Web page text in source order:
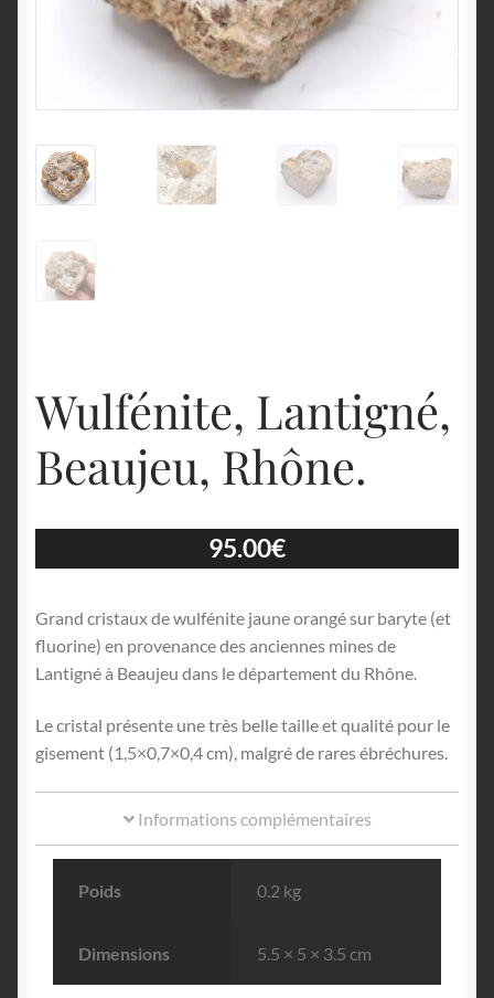
Wulfénite, Lantigné,
Beaujeu, Rhône.
95.00€
Grand cristaux de wulfénite jaune orangé sur baryte (et
fluorine) en provenance des anciennes mines de
Lantigné à Beaujeu dans le département du Rhône.
Le cristal présente une très belle taille et qualité pour le
gisement (1,5×0,7×0,4 cm), malgré de rares ébréchures.
Informations complémentaires
Poids 0.2 kg
Dimensions 5.5 × 5 × 3.5 cm